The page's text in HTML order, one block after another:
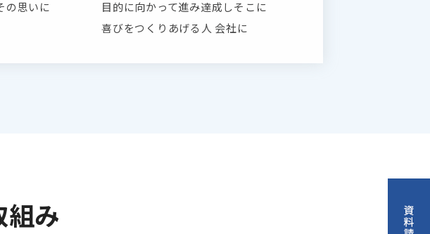
の思いに
目的に向かって進み達成しそこに
喜びをつくりあげる人 会社に
み